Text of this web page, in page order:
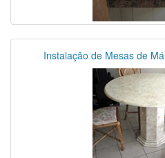
Instalação de Mesas de